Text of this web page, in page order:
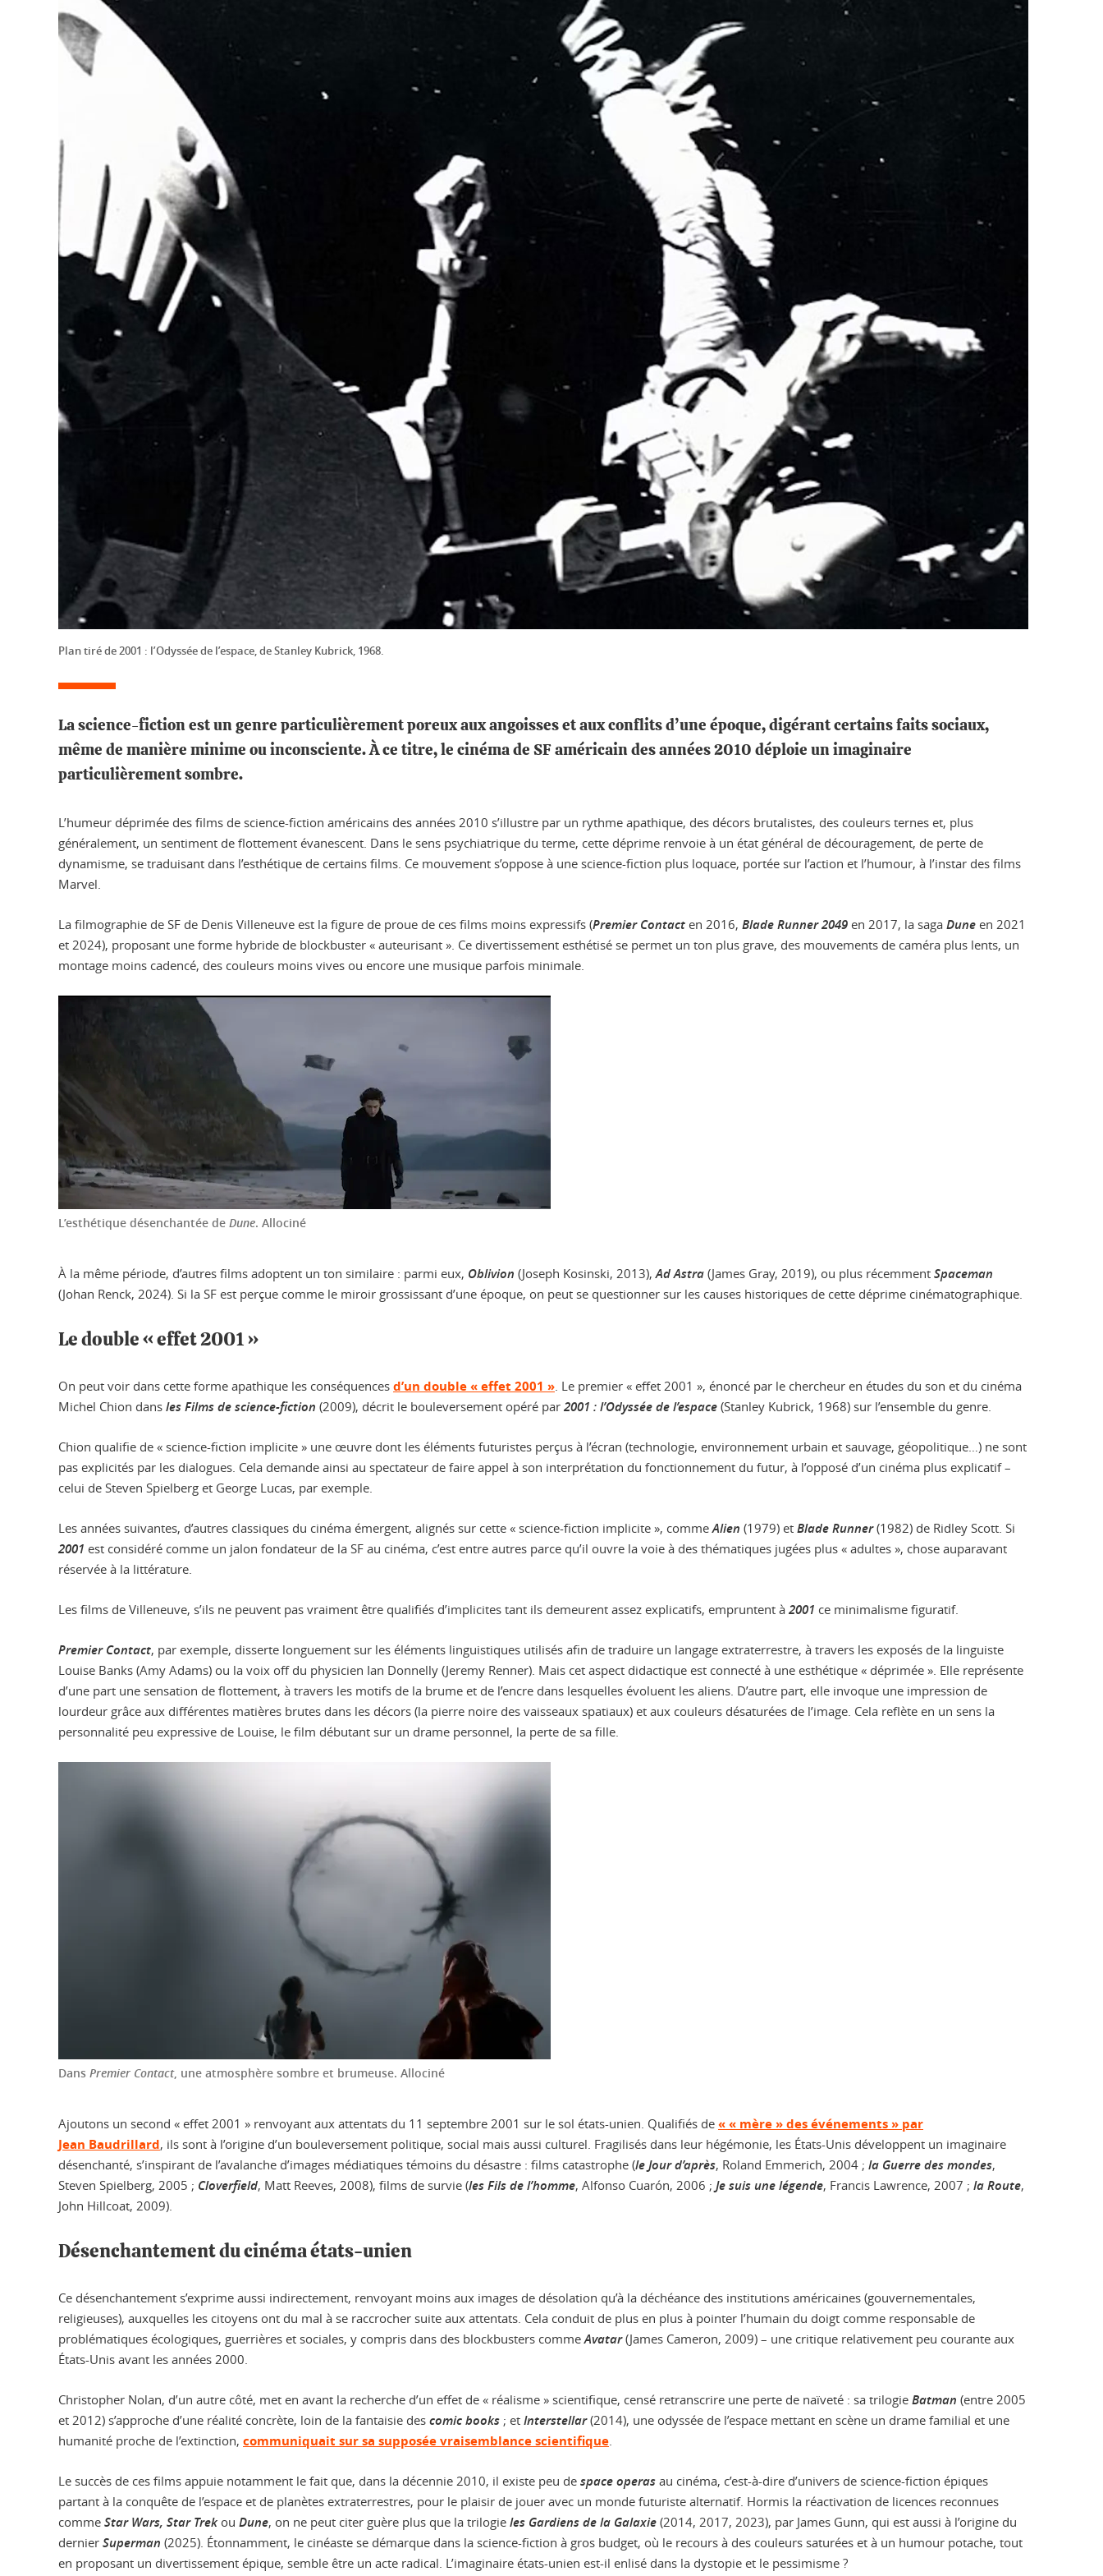
Plan tiré de 2001 : l’Odyssée de l’espace, de Stanley Kubrick, 1968.
La science-fiction est un genre particulièrement poreux aux angoisses et aux conflits d’une époque, digérant certains faits sociaux,
même de manière minime ou inconsciente. À ce titre, le cinéma de SF américain des années 2010 déploie un imaginaire
particulièrement sombre.
L’humeur déprimée des films de science-fiction américains des années 2010 s’illustre par un rythme apathique, des décors brutalistes, des couleurs ternes et, plus
généralement, un sentiment de flottement évanescent. Dans le sens psychiatrique du terme, cette déprime renvoie à un état général de découragement, de perte de
dynamisme, se traduisant dans l’esthétique de certains films. Ce mouvement s’oppose à une science-fiction plus loquace, portée sur l’action et l’humour, à l’instar des films
Marvel.
La filmographie de SF de Denis Villeneuve est la figure de proue de ces films moins expressifs (Premier Contact en 2016, Blade Runner 2049 en 2017, la saga Dune en 2021
et 2024), proposant une forme hybride de blockbuster « auteurisant ». Ce divertissement esthétisé se permet un ton plus grave, des mouvements de caméra plus lents, un
montage moins cadencé, des couleurs moins vives ou encore une musique parfois minimale.
L’esthétique désenchantée de Dune. Allociné
À la même période, d’autres films adoptent un ton similaire : parmi eux, Oblivion (Joseph Kosinski, 2013),Ad Astra (James Gray, 2019), ou plus récemment Spaceman
(Johan Renck, 2024). Si la SF est perçue comme le miroir grossissant d’une époque, on peut se questionner sur les causes historiques de cette déprime cinématographique.
Le double « effet 2001 »
On peut voir dans cette forme apathique les conséquences d’un double « effet 2001 » . Le premier « effet 2001 », énoncé par le chercheur en études du son et du cinéma
Michel Chion dans les Films de science-fiction (2009), décrit le bouleversement opéré par 2001 : l’Odyssée de l’espace (Stanley Kubrick, 1968) sur l’ensemble du genre.
Chion qualifie de « science-fiction implicite » une œuvre dont les éléments futuristes perçus à l’écran (technologie, environnement urbain et sauvage, géopolitique…) ne sont
pas explicités par les dialogues. Cela demande ainsi au spectateur de faire appel à son interprétation du fonctionnement du futur, à l’opposé d’un cinéma plus explicatif –
celui de Steven Spielberg et George Lucas, par exemple.
Les années suivantes, d’autres classiques du cinéma émergent, alignés sur cette « science-fiction implicite », commeAlien (1979) et Blade Runner(1982) de Ridley Scott. Si
2001 est considéré comme un jalon fondateur de la SF au cinéma, c’est entre autres parce qu’il ouvre la voie à des thématiques jugées plus « adultes », chose auparavant
réservée à la littérature.
Les films de Villeneuve, s’ils ne peuvent pas vraiment être qualifiés d’implicites tant ils demeurent assez explicatifs, empruntent à 2001 ce minimalisme figuratif.
Premier Contact, par exemple, disserte longuement sur les éléments linguistiques utilisés afin de traduire un langage extraterrestre, à travers les exposés de la linguiste
Louise Banks (Amy Adams) ou la voix off du physicien Ian Donnelly (Jeremy Renner). Mais cet aspect didactique est connecté à une esthétique « déprimée ». Elle représente
d’une part une sensation de flottement, à travers les motifs de la brume et de l’encre dans lesquelles évoluent les aliens. D’autre part, elle invoque une impression de
lourdeur grâce aux différentes matières brutes dans les décors (la pierre noire des vaisseaux spatiaux) et aux couleurs désaturées de l’image. Cela reflète en un sens la
personnalité peu expressive de Louise, le film débutant sur un drame personnel, la perte de sa fille.
Dans Premier Contact, une atmosphère sombre et brumeuse. Allociné
Ajoutons un second « effet 2001 » renvoyant aux attentats du 11 septembre 2001 sur le sol états-unien. Qualifiés de « « mère » des événements » par
Jean Baudrillard, ils sont à l’origine d’un bouleversement politique, social mais aussi culturel. Fragilisés dans leur hégémonie, les États-Unis développent un imaginaire
désenchanté, s’inspirant de l’avalanche d’images médiatiques témoins du désastre : films catastrophe (le Jour d’après, Roland Emmerich, 2004 ; la Guerre des mondes,
Steven Spielberg, 2005 ; Cloverfield, Matt Reeves, 2008), films de survie (les Fils de l’homme, Alfonso Cuarón, 2006 ; Je suis une légende, Francis Lawrence, 2007 ; la Route,
John Hillcoat, 2009).
Désenchantement du cinéma états-unien
Ce désenchantement s’exprime aussi indirectement, renvoyant moins aux images de désolation qu’à la déchéance des institutions américaines (gouvernementales,
religieuses), auxquelles les citoyens ont du mal à se raccrocher suite aux attentats. Cela conduit de plus en plus à pointer l’humain du doigt comme responsable de
problématiques écologiques, guerrières et sociales, y compris dans des blockbusters commeAvatar(James Cameron, 2009) – une critique relativement peu courante aux
États-Unis avant les années 2000.
Christopher Nolan, d’un autre côté, met en avant la recherche d’un effet de « réalisme » scientifique, censé retranscrire une perte de naïveté : sa trilogie Batman (entre 2005
et 2012) s’approche d’une réalité concrète, loin de la fantaisie des comic books ; et Interstellar(2014), une odyssée de l’espace mettant en scène un drame familial et une
humanité proche de l’extinction, communiquait sur sa supposée vraisemblance scientifique
Le succès de ces films appuie notamment le fait que, dans la décennie 2010, il existe peu de space operas au cinéma, c’est-à-dire d’univers de science-fiction épiques
partant à la conquête de l’espace et de planètes extraterrestres, pour le plaisir de jouer avec un monde futuriste alternatif. Hormis la réactivation de licences reconnues
comme Star Wars, Star Trek ou Dune, on ne peut citer guère plus que la trilogie les Gardiens de la Galaxie (2014, 2017, 2023), par James Gunn, qui est aussi à l’origine du
dernier Superman (2025). Étonnamment, le cinéaste se démarque dans la science-fiction à gros budget, où le recours à des couleurs saturées et à un humour potache, tout
en proposant un divertissement épique, semble être un acte radical. L’imaginaire états-unien est-il enlisé dans la dystopie et le pessimisme ?